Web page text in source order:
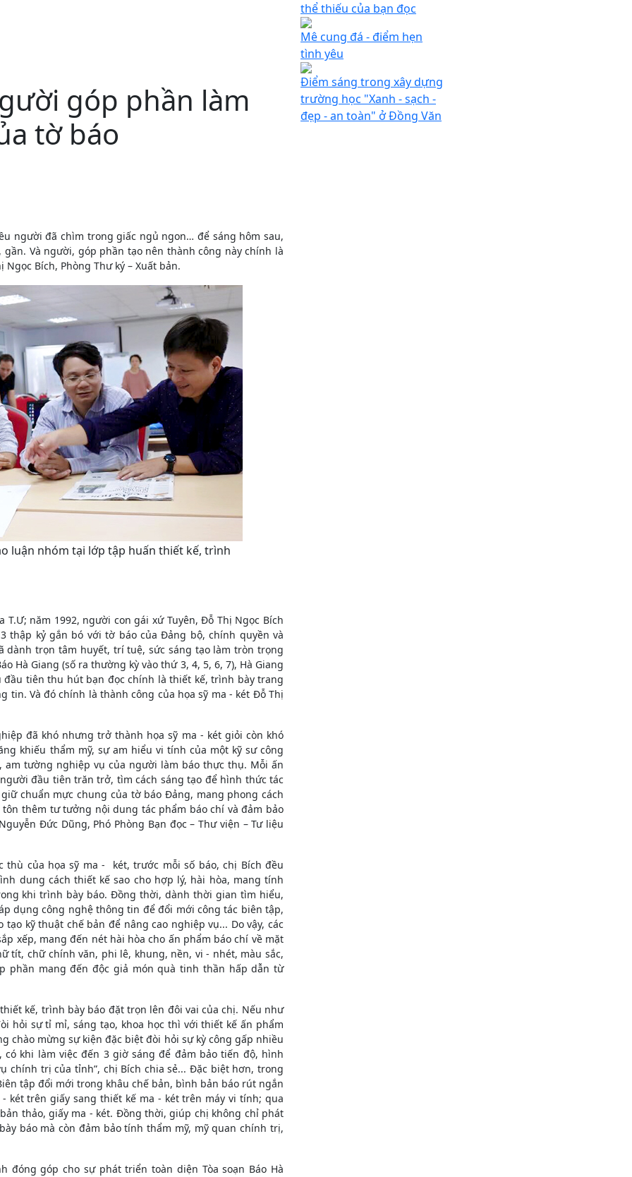
góp phần làm
tờ báo
người đã chìm trong giấc ngủ ngon… để sáng hôm sau,
Và người, góp phần tạo nên thành công này chính là
Bích, Phòng Thư ký – Xuất bản.
luận nhóm tại lớp tập huấn thiết kế, trình
năm 1992, người con gái xứ Tuyên, Đỗ Thị Ngọc Bích
thập kỷ gắn bó với tờ báo của Đảng bộ, chính quyền và
dành trọn tâm huyết, trí tuệ, sức sáng tạo làm tròn trọng
Hà Giang (số ra thường kỳ vào thứ 3, 4, 5, 6, 7), Hà Giang
đầu tiên thu hút bạn đọc chính là thiết kế, trình bày trang
tin. Và đó chính là thành công của họa sỹ ma - két Đỗ Thị
đã khó nhưng trở thành họa sỹ ma - két giỏi còn khó
khiếu thẩm mỹ, sự am hiểu vi tính của một kỹ sư công
tường nghiệp vụ của người làm báo thực thụ. Mỗi ấn
đầu tiên trăn trở, tìm cách sáng tạo để hình thức tác
chuẩn mực chung của tờ báo Đảng, mang phong cách
thêm tư tưởng nội dung tác phẩm báo chí và đảm bảo
Đức Dũng, Phó Phòng Bạn đọc – Thư viện – Tư liệu
của họa sỹ ma - két, trước mỗi số báo, chị Bích đều
dung cách thiết kế sao cho hợp lý, hài hòa, mang tính
khi trình bày báo. Đồng thời, dành thời gian tìm hiểu,
dụng công nghệ thông tin để đổi mới công tác biên tập,
kỹ thuật chế bản để nâng cao nghiệp vụ... Do vậy, các
xếp, mang đến nét hài hòa cho ấn phẩm báo chí về mặt
tít, chữ chính văn, phi lê, khung, nền, vi - nhét, màu sắc,
mang đến độc giả món quà tinh thần hấp dẫn từ
kế, trình bày báo đặt trọn lên đôi vai của chị. Nếu như
hỏi sự tỉ mỉ, sáng tạo, khoa học thì với thiết kế ấn phẩm
chào mừng sự kiện đặc biệt đòi hỏi sự kỳ công gấp nhiều
khi làm việc đến 3 giờ sáng để đảm bảo tiến độ, hình
chính trị của tỉnh”, chị Bích chia sẻ... Đặc biệt hơn, trong
tập đổi mới trong khâu chế bản, bình bản báo rút ngắn
trên giấy sang thiết kế ma - két trên máy vi tính; qua
thảo, giấy ma - két. Đồng thời, giúp chị không chỉ phát
báo mà còn đảm bảo tính thẩm mỹ, mỹ quan chính trị,
góp cho sự phát triển toàn diện Tòa soạn Báo Hà
thể thiếu của bạn đọc
Mê cung đá - điểm hẹn
tình yêu
Điểm sáng trong xây dựng
trường học "Xanh - sạch -
đẹp - an toàn" ở Đồng Văn